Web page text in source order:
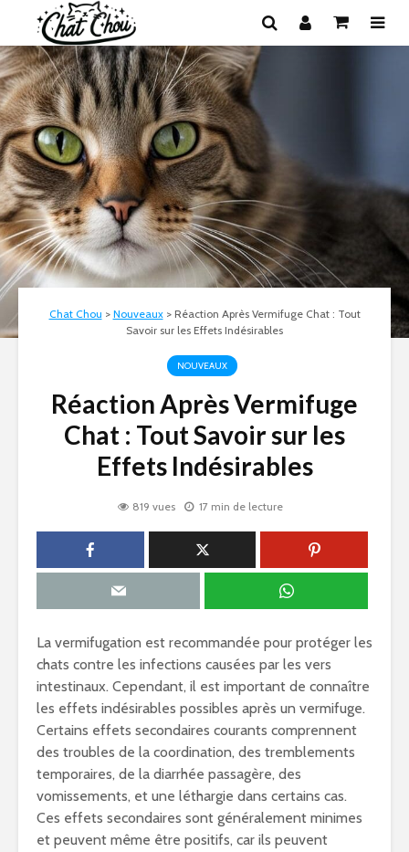
Chat Chou > Nouveaux> Réaction Après Vermifuge Chat : Tout
Savoir sur les Effets Indésirables
NOUVEAUX
Réaction Après Vermifuge
Chat : Tout Savoir sur les
Effets Indésirables
819 vues 17 min de lecture
La vermifugation est recommandée pour protéger les
chats contre les infections causées par les vers
intestinaux. Cependant, il est important de connaître
les effets indésirables possibles après un vermifuge.
Certains effets secondaires courants comprennent
des troubles de la coordination, des tremblements
temporaires, de la diarrhée passagère, des
vomissements, et une léthargie dans certains cas.
Ces effets secondaires sont généralement minimes
et peuvent même être positifs, car ils peuvent